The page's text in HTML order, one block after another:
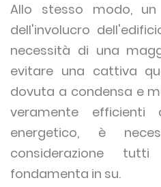
Allo stesso modo,
dell'involucro
necessità di una
evitare una cattiva
dovuta a condensa e
veramente
energetico, è
considerazione
fondamenta in su.